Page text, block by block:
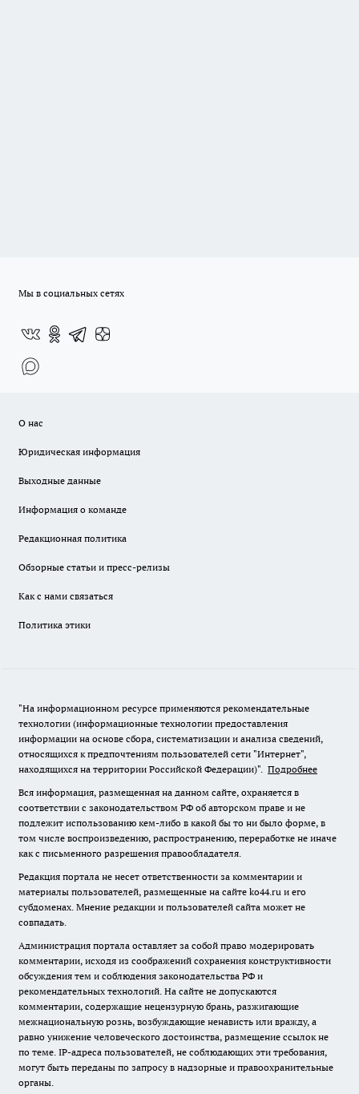
Мы в социальных сетях
О нас
Юридическая информация
Выходные данные
Информация о команде
Редакционная политика
Обзорные статьи и пресс-релизы
Как с нами связаться
Политика этики
"На информационном ресурсе применяются рекомендательные
технологии (информационные технологии предоставления
информации на основе сбора, систематизации и анализа сведений,
относящихся к предпочтениям пользователей сети "Интернет",
находящихся на территории Российской Федерации)". Подробнее
Вся информация, размещенная на данном сайте, охраняется в
соответствии с законодательством РФ об авторском праве и не
подлежит использованию кем-либо в какой бы то ни было форме, в
том числе воспроизведению, распространению, переработке не иначе
как с письменного разрешения правообладателя.
Редакция портала не несет ответственности за комментарии и
материалы пользователей, размещенные на сайте ko44.ru и его
субдоменах. Мнение редакции и пользователей сайта может не
совпадать.
Администрация портала оставляет за собой право модерировать
комментарии, исходя из соображений сохранения конструктивности
обсуждения тем и соблюдения законодательства РФ и
рекомендательных технологий. На сайте не допускаются
комментарии, содержащие нецензурную брань, разжигающие
межнациональную рознь, возбуждающие ненависть или вражду, а
равно унижение человеческого достоинства, размещение ссылок не
по теме. IP-адреса пользователей, не соблюдающих эти требования,
могут быть переданы по запросу в надзорные и правоохранительные
органы.